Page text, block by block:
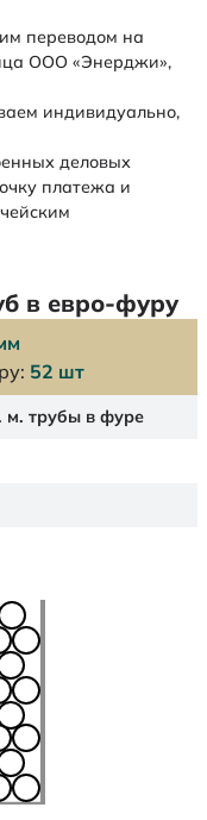
переводом на
ООО «Энерджи»,
индивидуально,
деловых
платежа и
в евро-фуру
52 шт
м. трубы в фуре